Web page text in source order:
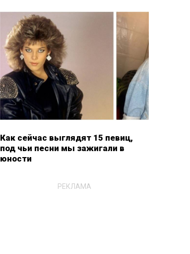
Как сейчас выглядят 15 певиц,
под чьи песни мы зажигали в
юности
РЕКЛАМА